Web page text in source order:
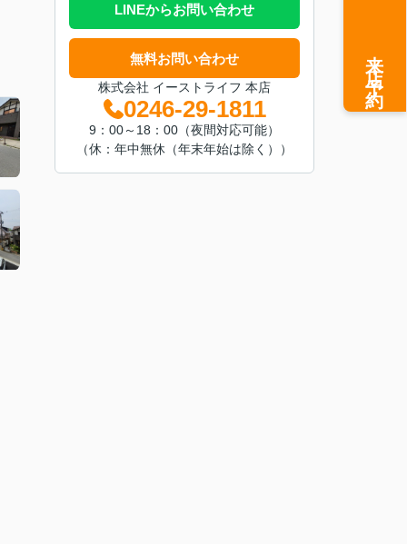
LINEからお問い合わせ
無料お問い合わせ
株式会社 イーストライフ 本店
0246-29-1811
9：00～18：00（夜間対応可能）
（休：年中無休（年末年始は除く））
来店予約